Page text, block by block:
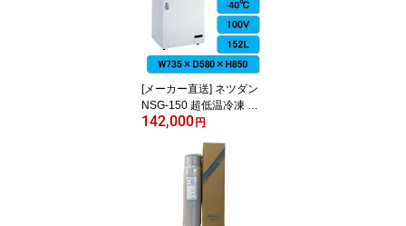
[メーカー直送] ネツダン
NSG-150 超低温冷凍 ス
トッカー フリーザー マ
o -40℃ 超低温冷凍庫 15
2リットル -60℃同等
142,000円